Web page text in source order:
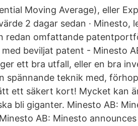
Moving Average), eller
2 dagar sedan · Minesto,
redan omfattande
beviljat patent - Minesto
ett bra utfall, eller en bra
spännande teknik med,
ett säkert kort! Mycket kan
bli giganter. Minesto AB:
AB: Minesto